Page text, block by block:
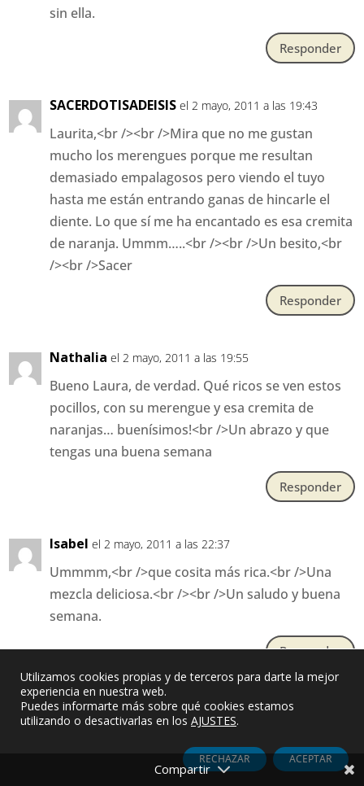
sin ella.
Responder
SACERDOTISADEISIS el 2 mayo, 2011 a las 19:43
Laurita,<br /><br />Mira que no me gustan
mucho los merengues porque me resultan
demasiado empalagosos pero viendo el tuyo
hasta me están entrando ganas de hincarle el
diente. Lo que sí me ha encantado es esa cremita
de naranja. Ummm…..<br /><br />Un besito,<br
/><br />Sacer
Responder
Nathalia el 2 mayo, 2011 a las 19:55
Bueno Laura, de verdad. Qué ricos se ven estos
pocillos, con su merengue y esa cremita de
naranjas… buenísimos!<br />Un abrazo y que
tengas una buena semana
Responder
Isabel el 2 mayo, 2011 a las 22:37
Ummmm,<br />que cosita más rica.<br />Una
mezcla deliciosa.<br /><br />Un saludo y buena
semana.
Responder
Maria Dolores el 2 mayo, 2011 a las 22:59
sin ella y levantarme con Carlos Herrera todos
los días y pasar la mañana con ellos.<br />Estos
Utilizamos cookies propias y de terceros para darte la mejor
experiencia en nuestra web.
Puedes informarte más sobre qué cookies estamos
utilizando o desactivarlas en los AJUSTES.
ACEPTAR
RECHAZAR